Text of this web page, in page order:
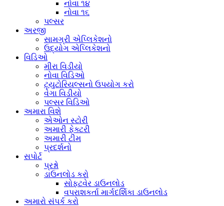
નોવા ૧૪
નોવા ૧૬
પલ્સર
અરજી
સામગ્રી એપ્લિકેશનો
ઉદ્યોગ એપ્લિકેશનો
વિડિઓ
મીરા વિડીયો
નોવા વિડિઓ
ટ્યુટોરિયલ્સનો ઉપયોગ કરો
વેગા વિડીયો
પલ્સર વિડિઓ
અમારા વિશે
એઓન સ્ટોરી
અમારી ફેક્ટરી
અમારી ટીમ
પ્રદર્શનો
સપોર્ટ
પ્રશ્નો
ડાઉનલોડ કરો
સોફ્ટવેર ડાઉનલોડ
વપરાશકર્તા માર્ગદર્શિકા ડાઉનલોડ
અમારો સંપર્ક કરો